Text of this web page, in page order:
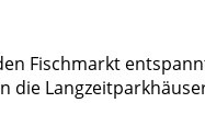
Fischmarkt